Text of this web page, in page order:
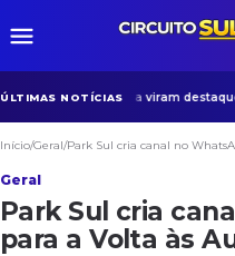
ÚLTIMAS NOTÍCIAS
em Volta Redonda viram destaque
Início/Geral/Park Sul cria canal no
Geral
Park Sul cria
para a Volta às